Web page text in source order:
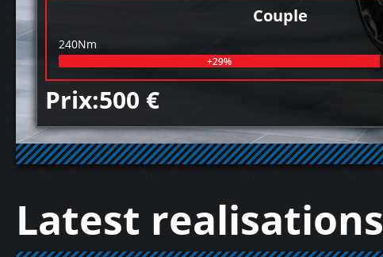
Couple
240Nm
+29%
Prix:500 €
Latest realisations